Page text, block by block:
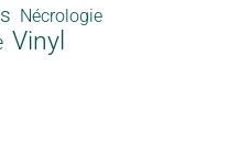
Nécrologie
Vinyl